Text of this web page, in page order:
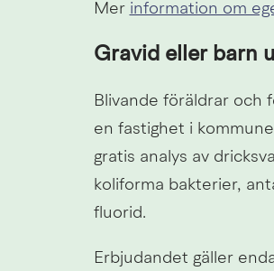
Mer information om
Gravid eller barn
Blivande föräldrar och
en fastighet i
gratis analys av
koliforma bakterier,
fluorid.
Erbjudandet gäller